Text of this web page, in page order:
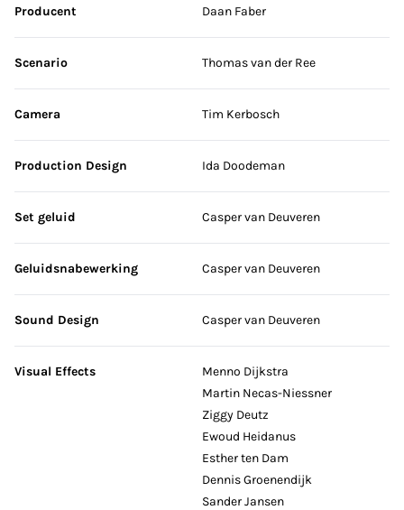
Producent Daan Faber
Scenario Thomas van der Ree
Camera Tim Kerbosch
Production Design Ida Doodeman
Set geluid Casper van Deuveren
Geluidsnabewerking Casper van Deuveren
Sound Design Casper van Deuveren
Visual Effects
Menno Dijkstra
Martin Necas-Niessner
Ziggy Deutz
Ewoud Heidanus
Esther ten Dam
Dennis Groenendijk
Sander Jansen